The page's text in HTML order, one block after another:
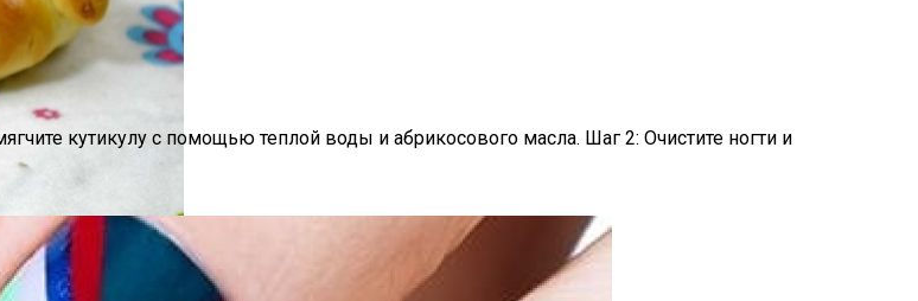
кутикулу с помощью теплой воды и абрикосового масла. Шаг 2: Очистите ногти и